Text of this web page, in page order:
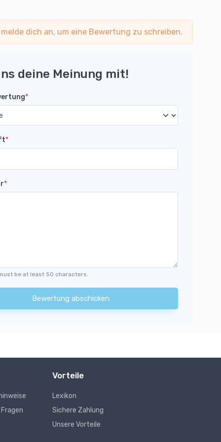
dich an, um eine Bewertung zu schreiben.
deine Meinung mit!
*
*
*
be at least 50 characters.
Bewertung abschicken
Vorteile
Lexikon
Sichere Zahlung
Unsere Vorteile